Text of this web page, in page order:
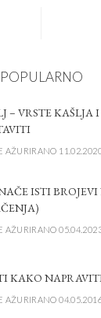
POPULARNO
– VRSTE KAŠLJA
AŽURIRANO
ISTI
AŽURIRANO
KAKO
AŽURIRANO